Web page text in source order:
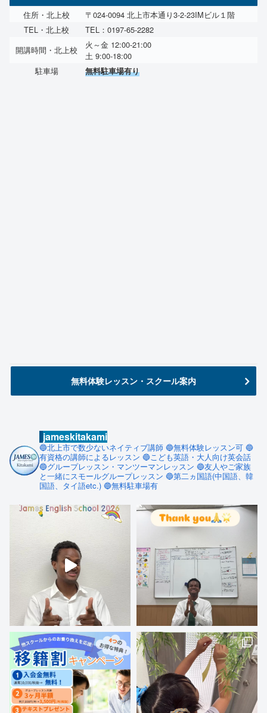
住所・北上校
〒024-0094 北上市本通り3-2-23IMビル１階
TEL・北上校
TEL：0197-65-2282
開講時間・北上校
火～金 12:00-21:00
土 9:00-18:00
駐車場
無料駐車場有り
無料体験レッスン・スクール案内
jameskitakami
🔵北上市で数少ないネイティブ講師 🔵無料体験レッスン可 🔵
有資格の講師によるレッスン 🔵こども英語・大人向け英会話
🔵グループレッスン・マンツーマンレッスン 🔵友人やご家族
と一緒にスモールグループレッスン 🔵第二ヵ国語(中国語、韓
国語、タイ語etc.) 🔵無料駐車場有